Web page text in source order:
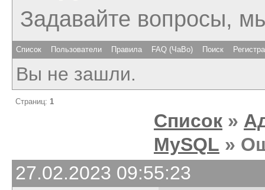
Задавайте вопросы,
Список Пользователи Правила FAQ (ЧаВо) Поиск
Вы не зашли.
Страниц: 1
Список »
MySQL »
27.02.2023 09:55:23